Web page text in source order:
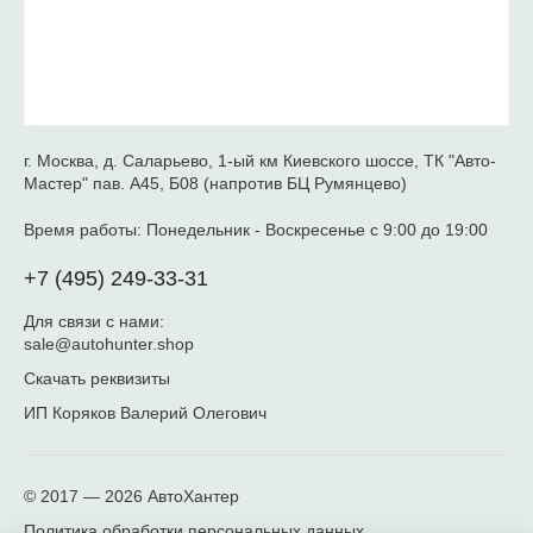
г. Москва, д. Саларьево, 1-ый км Киевского шоссе, ТК "Авто-
Мастер" пав. А45, Б08 (напротив БЦ Румянцево)
Время работы: Понедельник - Воскресенье с 9:00 до 19:00
+7 (495) 249-33-31
Для связи с нами:
sale@autohunter.shop
Скачать реквизиты
ИП Коряков Валерий Олегович
© 2017 — 2026 АвтоХантер